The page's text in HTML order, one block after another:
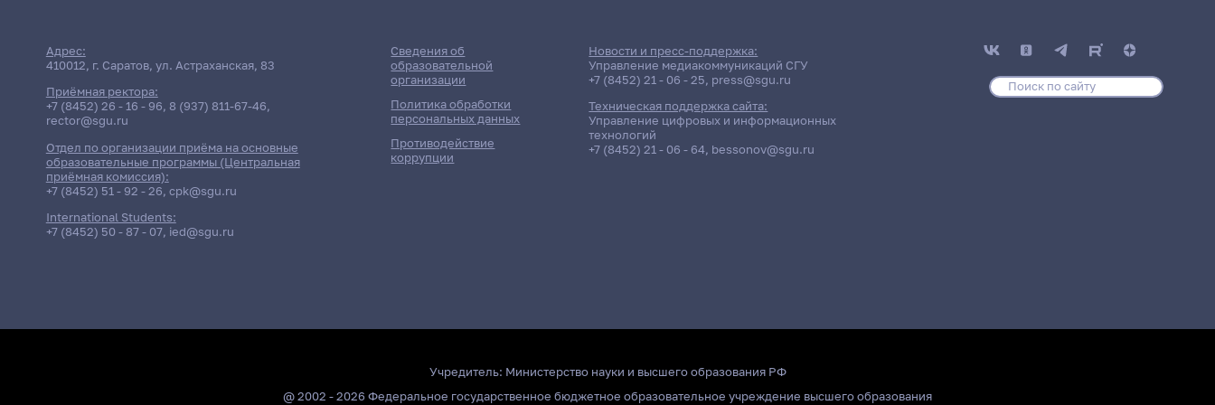
Адрес:
410012, г. Саратов, ул. Астраханская, 83
Приёмная ректора:
+7 (8452) 26 - 16 - 96, 8 (937) 811-67-46,
rector@sgu.ru
Отдел по организации приёма на основные
образовательные программы (Центральная
приёмная комиссия):
+7 (8452) 51 - 92 - 26, cpk@sgu.ru
International Students:
+7 (8452) 50 - 87 - 07, ied@sgu.ru
Сведения об
образовательной
организации
Политика обработки
персональных данных
Противодействие
коррупции
Новости и пресс-поддержка:
Управление медиакоммуникаций СГУ
+7 (8452) 21 - 06 - 25, press@sgu.ru
Техническая поддержка сайта:
Управление цифровых и информационных
технологий
+7 (8452) 21 - 06 - 64, bessonov@sgu.ru
Учредитель: Министерство науки и высшего образования РФ
@ 2002 - 2026 Федеральное государственное бюджетное образовательное учреждение высшего образования